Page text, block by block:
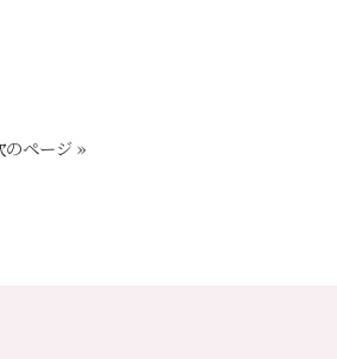
のページ »